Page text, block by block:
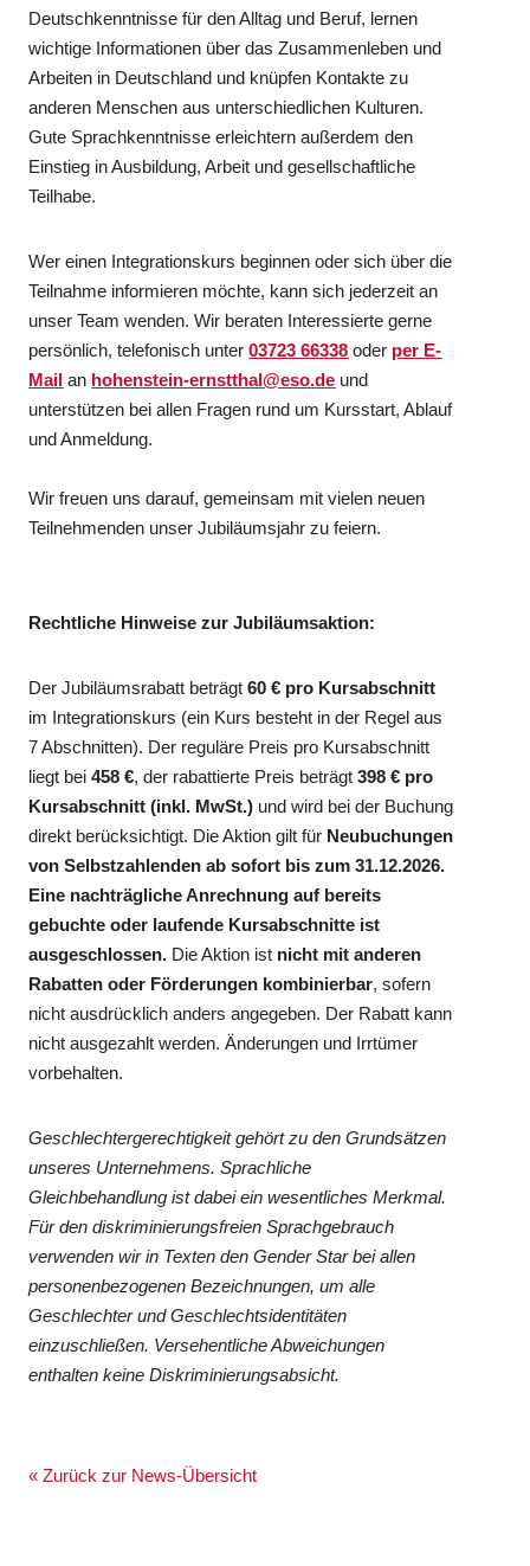
Deutschkenntnisse für den Alltag und Beruf, lernen
wichtige Informationen über das Zusammenleben und
Arbeiten in Deutschland und knüpfen Kontakte zu
anderen Menschen aus unterschiedlichen Kulturen.
Gute Sprachkenntnisse erleichtern außerdem den
Einstieg in Ausbildung, Arbeit und gesellschaftliche
Teilhabe.
Wer einen Integrationskurs beginnen oder sich über die
Teilnahme informieren möchte, kann sich jederzeit an
unser Team wenden. Wir beraten Interessierte gerne
persönlich, telefonisch unter03723 66338 oder per E-
Mail an hohenstein-ernstthal@eso.de und
unterstützen bei allen Fragen rund um Kursstart, Ablauf
und Anmeldung.
Wir freuen uns darauf, gemeinsam mit vielen neuen
Teilnehmenden unser Jubiläumsjahr zu feiern.
Rechtliche Hinweise zur Jubiläumsaktion:
Der Jubiläumsrabatt beträgt60 € pro Kursabschnitt
im Integrationskurs (ein Kurs besteht in der Regel aus
7 Abschnitten). Der reguläre Preis pro Kursabschnitt
liegt bei458 €, der rabattierte Preis beträgt398 € pro
Kursabschnitt (inkl. MwSt.) und wird bei der Buchung
direkt berücksichtigt. Die Aktion gilt für Neubuchungen
von Selbstzahlenden ab sofort bis zum 31.12.2026.
Eine nachträgliche Anrechnung auf bereits
gebuchte oder laufende Kursabschnitte ist
ausgeschlossen. Die Aktion ist nicht mit anderen
Rabatten oder Förderungen kombinierbar, sofern
nicht ausdrücklich anders angegeben. Der Rabatt kann
nicht ausgezahlt werden. Änderungen und Irrtümer
vorbehalten.
Geschlechtergerechtigkeit gehört zu den Grundsätzen
unseres Unternehmens. Sprachliche
Gleichbehandlung ist dabei ein wesentliches Merkmal.
Für den diskriminierungsfreien Sprachgebrauch
verwenden wir in Texten den Gender Star bei allen
personenbezogenen Bezeichnungen, um alle
Geschlechter und Geschlechtsidentitäten
einzuschließen. Versehentliche Abweichungen
enthalten keine Diskriminierungsabsicht.
« Zurück zur News-Übersicht